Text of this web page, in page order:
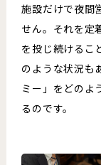
施設だけで夜間
せん。それを定
を投じ続けるこ
のような状況も
ミー」をどのよ
るのです。